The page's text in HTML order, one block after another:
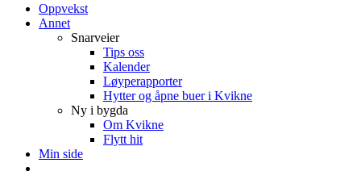
Oppvekst
Annet
Snarveier
Tips oss
Kalender
Løyperapporter
Hytter og åpne buer i Kvikne
Ny i bygda
Om Kvikne
Flytt hit
Min side